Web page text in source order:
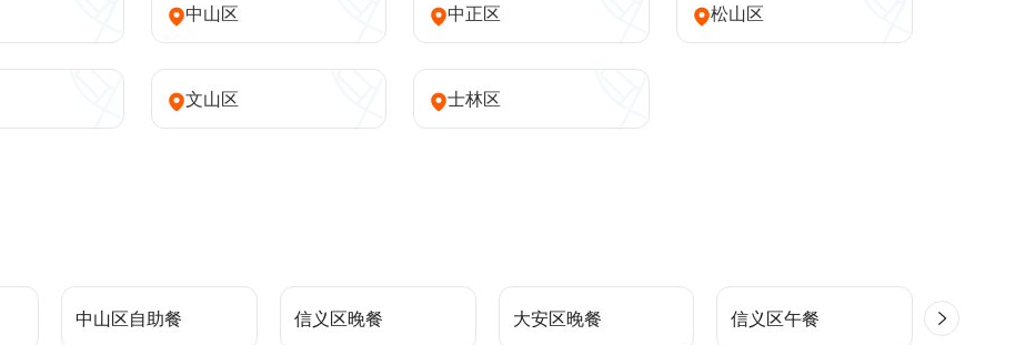
中山区 中正区 松山区
文山区 士林区
中山区自助餐 信义区晚餐 大安区晚餐 信义区午餐 大安区午餐